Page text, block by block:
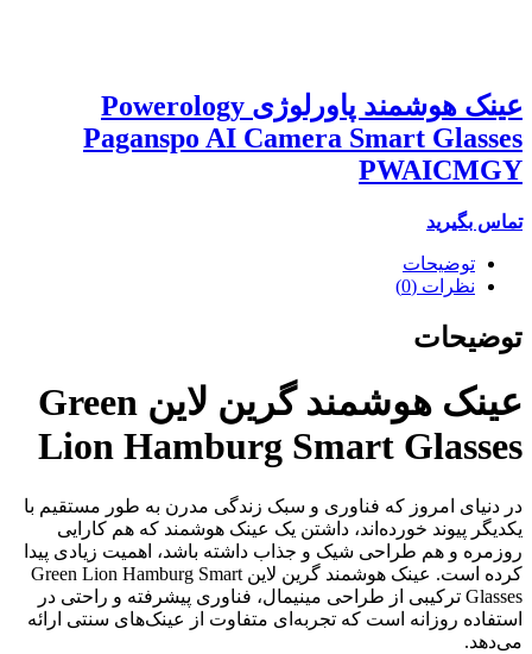
عینک هوشمند پاورلوژی Powerology
Paganspo AI Camera Smart Glasses
PWAICMGY
تماس بگیرید
توضیحات
نظرات (0)
توضیحات
عینک هوشمند گرین لاین Green
Lion Hamburg Smart Glasses
در دنیای امروز که فناوری و سبک زندگی مدرن به طور مستقیم با
یکدیگر پیوند خورده‌اند، داشتن یک عینک هوشمند که هم کارایی
روزمره و هم طراحی شیک و جذاب داشته باشد، اهمیت زیادی پیدا
کرده است. عینک هوشمند گرین لاین Green Lion Hamburg Smart
Glasses ترکیبی از طراحی مینیمال، فناوری پیشرفته و راحتی در
استفاده روزانه است که تجربه‌ای متفاوت از عینک‌های سنتی ارائه
می‌دهد.